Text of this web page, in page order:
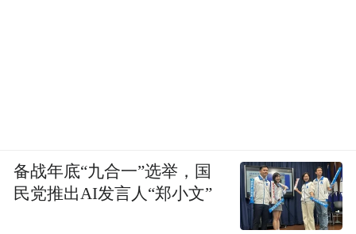
备战年底“九合一”选举，国
民党推出AI发言人“郑小文”